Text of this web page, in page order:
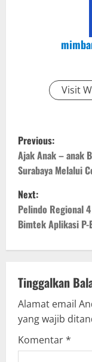
Visit
P
o
s
t
n
v
i
g
Previous:
Ajak Anak – anak
Surabaya Melalui
Next:
Pelindo Regional
Bimtek Aplikasi P-
Tinggalkan
Alamat email
yang wajib
Komentar*